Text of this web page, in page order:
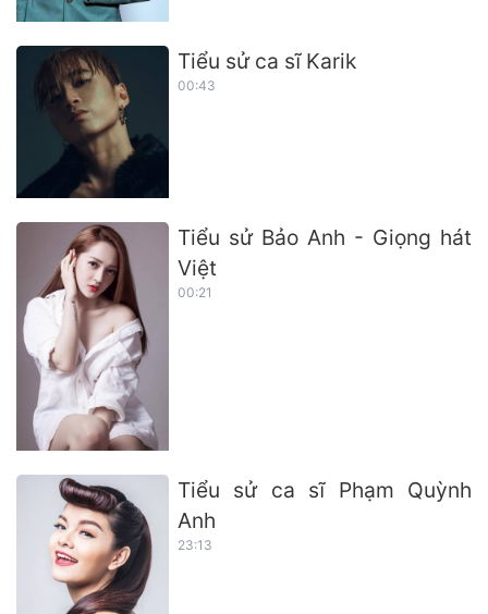
Tiểu sử ca sĩ Karik
00:43
Tiểu sử Bảo Anh - Giọng hát
Việt
00:21
Tiểu sử ca sĩ Phạm Quỳnh
Anh
23:13